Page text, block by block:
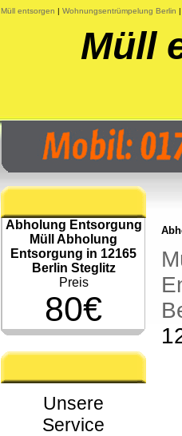
Müll entsorgen | Wohnungsentrümpelung Berlin |
Müll
Abholung Entsorgung
Müll Abholung
Entsorgung in 12165
Berlin Steglitz
Preis
80€
Unsere
Service